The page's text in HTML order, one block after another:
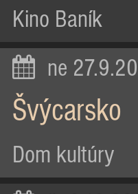
Kino Baník
ne
Švýcarsko
Dom kultúry